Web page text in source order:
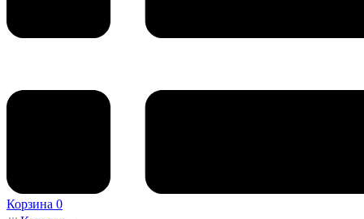
Корзина 0